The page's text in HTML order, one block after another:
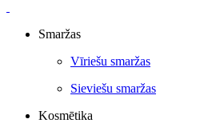
Smaržas
Vīriešu smaržas
Sieviešu smaržas
Kosmētika